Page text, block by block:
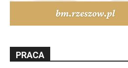
PRACA